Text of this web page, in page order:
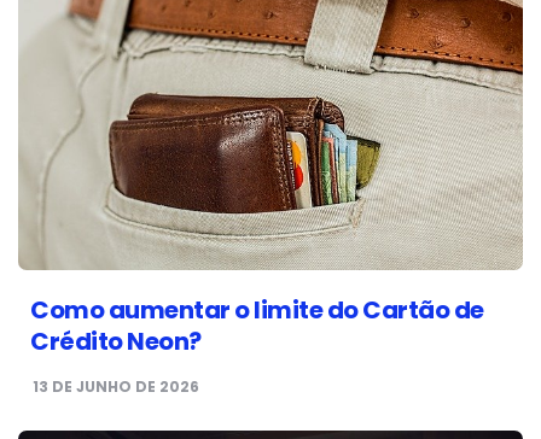
Como aumentar o limite do Cartão de
Crédito Neon?
13 DE JUNHO DE 2026